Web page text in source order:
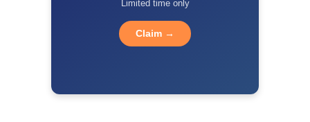
Limited time only
Claim →